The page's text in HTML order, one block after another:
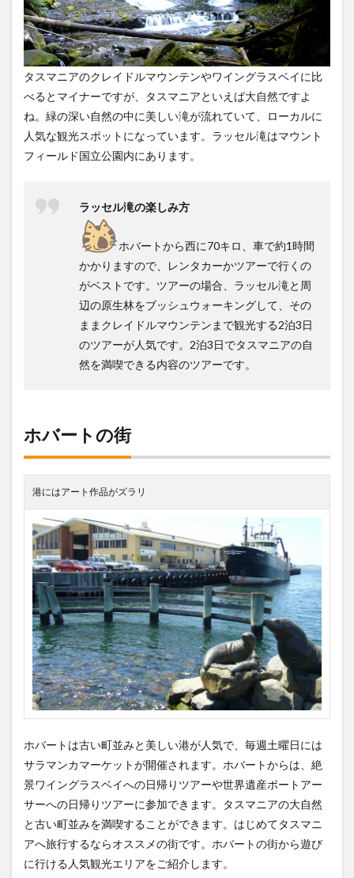
タスマニアのクレイドルマウンテンやワイングラスベイに比
べるとマイナーですが、タスマニアといえば大自然ですよ
ね。緑の深い自然の中に美しい滝が流れていて、ローカルに
人気な観光スポットになっています。ラッセル滝はマウント
フィールド国立公園内にあります。
ラッセル滝の楽しみ方
ホバートから西に70キロ、車で約1時間
かかりますので、レンタカーかツアーで行くの
がベストです。ツアーの場合、ラッセル滝と周
辺の原生林をブッシュウォーキングして、その
ままクレイドルマウンテンまで観光する2泊3日
のツアーが人気です。2泊3日でタスマニアの自
然を満喫できる内容のツアーです。
ホバートの街
港にはアート作品がズラリ
ホバートは古い町並みと美しい港が人気で、毎週土曜日には
サラマンカマーケットが開催されます。ホバートからは、絶
景ワイングラスベイへの日帰りツアーや世界遺産ポートアー
サーへの日帰りツアーに参加できます。タスマニアの大自然
と古い町並みを満喫することができます。はじめてタスマニ
アへ旅行するならオススメの街です。ホバートの街から遊び
に行ける人気観光エリアをご紹介します。